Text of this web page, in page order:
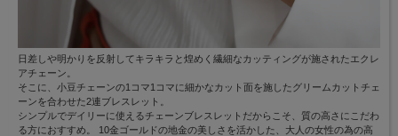
日差しや明かりを反射してキラキラと煌めく繊細なカッティングが施されたエクレ
アチェーン。
そこに、小豆チェーンの1コマ1コマに細かなカット面を施したグリームカットチェ
ーンを合わせた2連ブレスレット。
シンプルでデイリーに使えるチェーンブレスレットだからこそ、質の高さにこだわ
る方におすすめ。 10金ゴールドの地金の美しさを活かした、大人の女性の為の高